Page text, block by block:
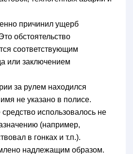
причинил ущерб
обстоятельство
соответствующим
или заключением
за рулем находился
не указано в полисе.
использовалось не
(например,
в гонках и т.п.).
надлежащим образом.